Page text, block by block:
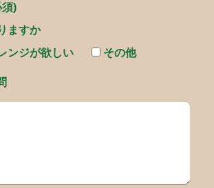
須)
ますか
ンジが欲しい
その他